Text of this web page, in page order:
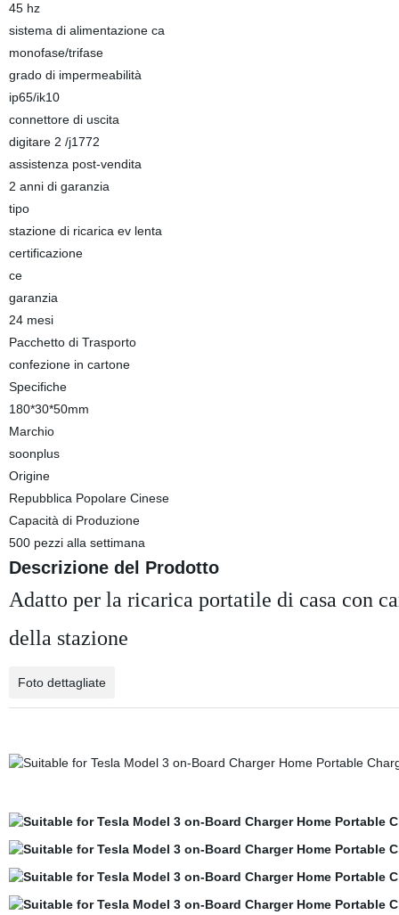
45 hz
sistema di alimentazione ca
monofase/trifase
grado di impermeabilità
ip65/ik10
connettore di uscita
digitare 2 /j1772
assistenza post-vendita
2 anni di garanzia
tipo
stazione di ricarica ev lenta
certificazione
ce
garanzia
24 mesi
Pacchetto di Trasporto
confezione in cartone
Specifiche
180*30*50mm
Marchio
soonplus
Origine
Repubblica Popolare Cinese
Capacità di Produzione
500 pezzi alla settimana
Descrizione del Prodotto
Adatto per la ricarica portatile di casa con
della stazione
Foto dettagliate